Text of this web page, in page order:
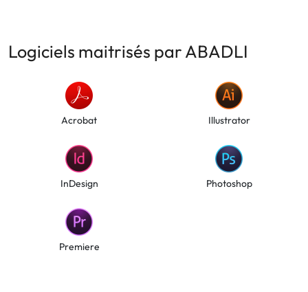
Logiciels maitrisés par ABADLI
Acrobat Illustrator
InDesign Photoshop
Premiere